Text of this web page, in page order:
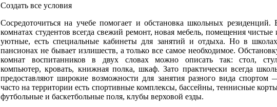
Создать все условия
Сосредоточиться на учебе помогает и обстановка школьных резиденций.
комнатах студентов всегда свежий ремонт, новая мебель, помещения чистые
уютные, есть специальные кабинеты для занятий и отдыха. Но в
пансионах не бывает излишеств, а только все самое необходимое.
комнат воспитанников в двух словах можно описать так: стол,
компьютер, кровать, книжная полка, шкаф. Зато практически всегда
предоставляют широкие возможности для занятия разного вида спортом
часто на территории есть спортивные комплексы, бассейны, теннисные
футбольные и баскетбольные поля, клубы верховой езды.